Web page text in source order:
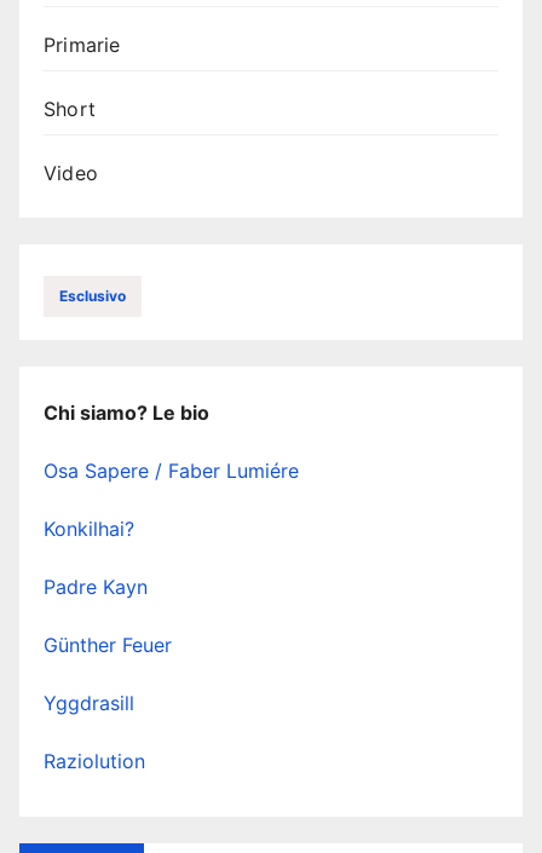
Primarie
Short
Video
Esclusivo
Chi siamo? Le bio
Osa Sapere / Faber Lumiére
Konkilhai?
Padre Kayn
Günther Feuer
Yggdrasill
Raziolution